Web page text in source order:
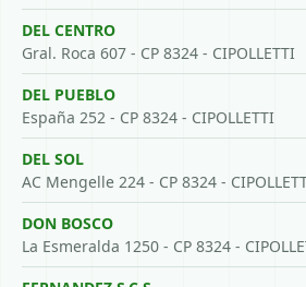
DEL CENTRO
Gral. Roca 607 - CP 8324 - CIPOLLETTI
DEL PUEBLO
España 252 - CP 8324 - CIPOLLETTI
DEL SOL
AC Mengelle 224 - CP 8324 -
DON BOSCO
La Esmeralda 1250 - CP 8324 -